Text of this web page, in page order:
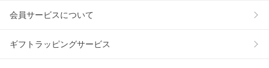
会員サービスについて
ギフトラッピングサービス